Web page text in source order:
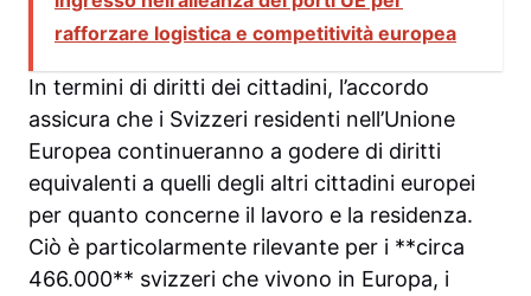
rafforzare logistica e competitività europea
In termini di diritti dei cittadini, l’accordo
assicura che i Svizzeri residenti nell’Unione
Europea continueranno a godere di diritti
equivalenti a quelli degli altri cittadini europei
per quanto concerne il lavoro e la residenza.
Ciò è particolarmente rilevante per i **circa
466.000** svizzeri che vivono in Europa, i